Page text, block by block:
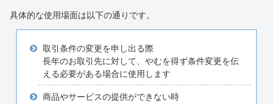
具体的な使用場面は以下の通りです。
取引条件の変更を申し出る際
長年のお取引先に対して、やむを得ず条件変更を伝
える必要がある場合に使用します
商品やサービスの提供ができない時